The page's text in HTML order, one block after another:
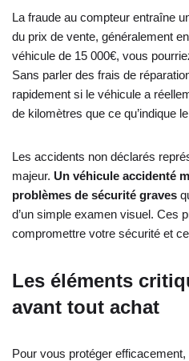
La fraude au compteur entraîne
du prix de vente, généralement
véhicule de 15 000€, vous
Sans parler des frais de
rapidement si le véhicule a
de kilomètres que ce qu’indique
Les accidents non déclarés
majeur. Un véhicule accidenté
problèmes de sécurité graves
d’un simple examen visuel. Ces
compromettre votre sécurité et
Les éléments
avant tout achat
Pour vous protéger